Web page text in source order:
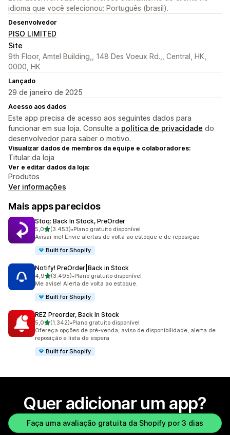
idioma que você selecionou: Português (brasil).
Desenvolvedor
PISO LIMITED
Site
9th Floor, Amtel Building,, 148 Des Voeux Rd.,, Central, HK,
0000, HK
Lançado
29 de janeiro de 2025
Acesso aos dados
Este app precisa de acesso aos seguintes dados para
funcionar em sua loja. Consulte a política de privacidade do
desenvolvedor para saber o motivo.
Visualizar dados de membros da equipe e colaboradores:
Titular da loja
Ver e editar dados da loja:
Produtos
Ver informações
Mais apps parecidos
Stoq: Back In Stock, PreOrder
5,0de 5 estrelas
(3.453)
3453 avaliações ao todo
•Plano gratuito disponível
Avisar me! Envie alertas de volta ao estoque e de reposição
Built for Shopify
Notify! PreOrder|Back in Stock
4,9de 5 estrelas
(3.495)
3495 avaliações ao todo
•Plano gratuito disponível
Me avise! Alerta de volta ao estoque.
Built for Shopify
REZ Preorder, Back In Stock
5,0de 5 estrelas
(1.342)
1342 avaliações ao todo
•Plano gratuito disponível
Ofereça opções de pré-venda, aviso de disponibilidade, alerta de
reposição e lista de espera
Built for Shopify
Quer adicionar um app?
Faça uma avaliação gratuita da Shopify por 3 dias